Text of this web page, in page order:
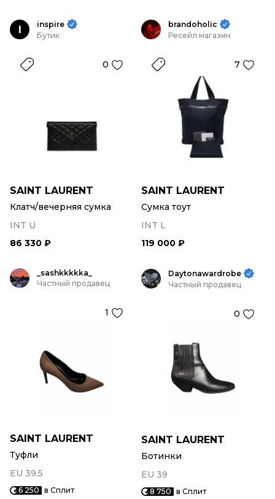
I
inspire
Бутик
0
SAINT LAURENT
Клатч/вечерняя сумка
INT U
86 330 ₽
brandoholic
Ресейл магазин
7
SAINT LAURENT
Сумка тоут
INT L
119 000 ₽
_sashkkkkka_
Частный продавец
1
SAINT LAURENT
Туфли
EU 39,5
6 250 в Сплит
Daytonawardrobe
Частный продавец
0
SAINT LAURENT
Ботинки
EU 39
8 750 в Сплит